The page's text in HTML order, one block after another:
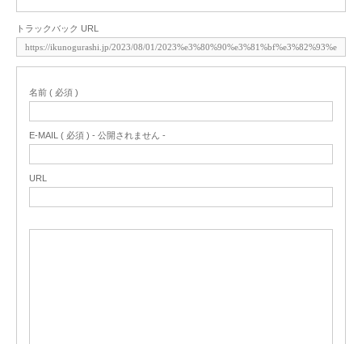
トラックバック URL
名前 ( 必須 )
E-MAIL ( 必須 ) - 公開されません -
URL